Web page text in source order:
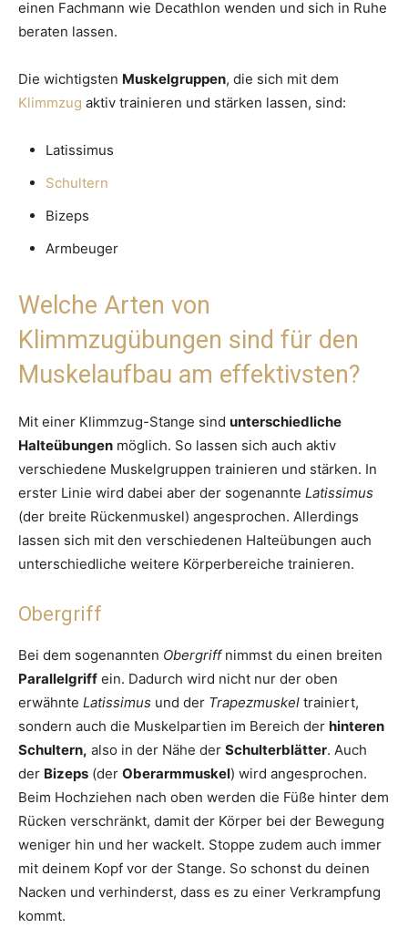
einen Fachmann wie Decathlon wenden und sich in Ruhe
beraten lassen.
Die wichtigsten Muskelgruppen, die sich mit dem
Klimmzug aktiv trainieren und stärken lassen, sind:
Latissimus
Schultern
Bizeps
Armbeuger
Welche Arten von
Klimmzugübungen sind für den
Muskelaufbau am effektivsten?
Mit einer Klimmzug-Stange sind unterschiedliche
Halteübungen möglich. So lassen sich auch aktiv
verschiedene Muskelgruppen trainieren und stärken. In
erster Linie wird dabei aber der sogenannte Latissimus
(der breite Rückenmuskel) angesprochen. Allerdings
lassen sich mit den verschiedenen Halteübungen auch
unterschiedliche weitere Körperbereiche trainieren.
Obergriff
Bei dem sogenannten Obergriffnimmst du einen breiten
Parallelgriff ein. Dadurch wird nicht nur der oben
erwähnte Latissimus und der Trapezmuskel trainiert,
sondern auch die Muskelpartien im Bereich der hinteren
Schultern, also in der Nähe der Schulterblätter. Auch
der Bizeps (der Oberarmmuskel) wird angesprochen.
Beim Hochziehen nach oben werden die Füße hinter dem
Rücken verschränkt, damit der Körper bei der Bewegung
weniger hin und her wackelt. Stoppe zudem auch immer
mit deinem Kopf vor der Stange. So schonst du deinen
Nacken und verhinderst, dass es zu einer Verkrampfung
kommt.